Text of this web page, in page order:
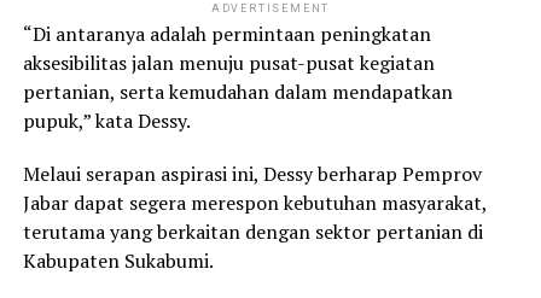
ADVERTISEMENT
“Di antaranya adalah permintaan peningkatan
aksesibilitas jalan menuju pusat-pusat kegiatan
pertanian, serta kemudahan dalam mendapatkan
pupuk,” kata Dessy.
Melaui serapan aspirasi ini, Dessy berharap Pemprov
Jabar dapat segera merespon kebutuhan masyarakat,
terutama yang berkaitan dengan sektor pertanian di
Kabupaten Sukabumi.